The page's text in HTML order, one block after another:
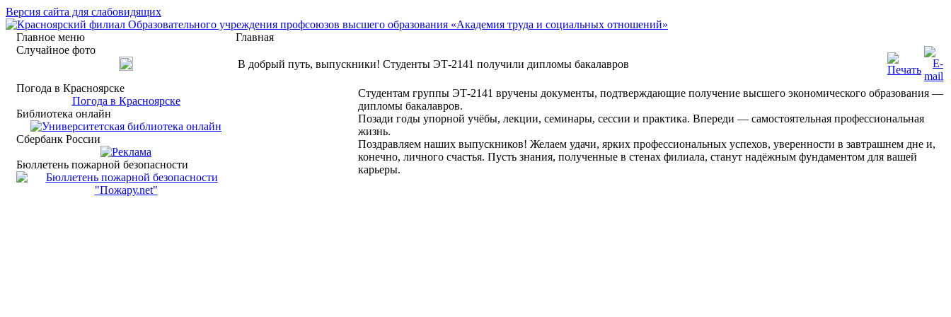
Версия сайта для слабовидящих
Главное меню
Случайное фото
Погода в Красноярске
Погода в Красноярске
Библиотека онлайн
Сбербанк России
Бюллетень пожарной безопасности
Главная
В добрый путь, выпускники! Студенты ЭТ-2141 получили дипломы бакалавров
Студентам группы ЭТ-2141 вручены документы, подтверждающие получение высшего экономического образования —
дипломы бакалавров.
Позади годы упорной учёбы, лекции, семинары, сессии и практика. Впереди — самостоятельная профессиональная
жизнь.
Поздравляем наших выпускников! Желаем удачи, ярких профессиональных успехов, уверенности в завтрашнем дне и,
конечно, личного счастья. Пусть знания, полученные в стенах филиала, станут надёжным фундаментом для вашей
карьеры.